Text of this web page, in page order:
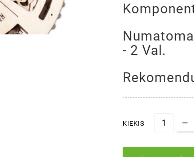
- 2 Val.
KIEKIS